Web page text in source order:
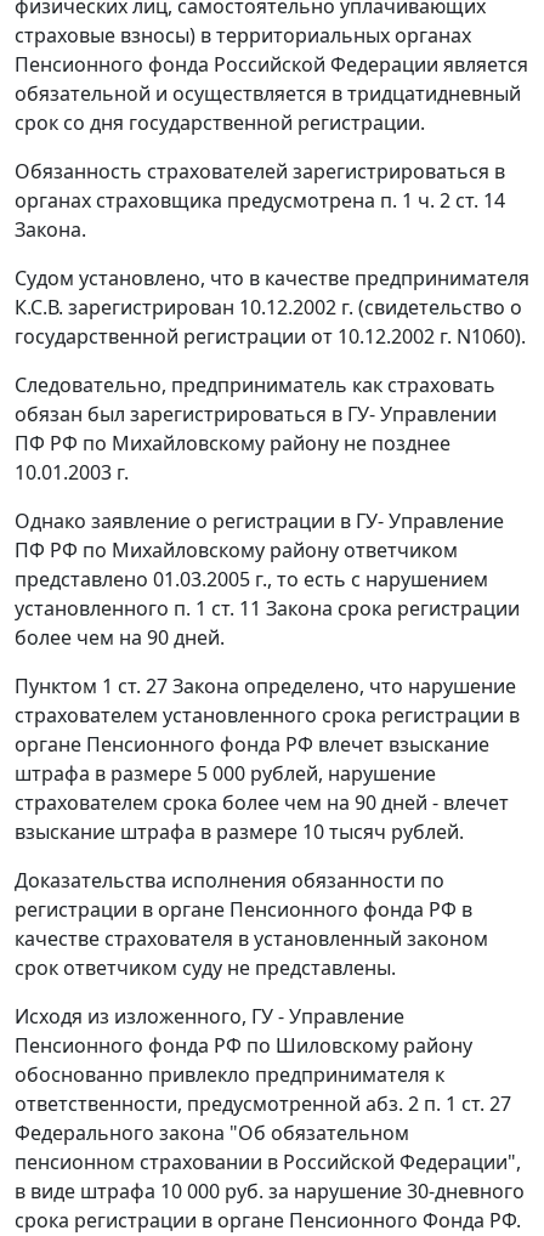
физических лиц, самостоятельно уплачивающих
страховые взносы) в территориальных органах
Пенсионного фонда Российской Федерации является
обязательной и осуществляется в тридцатидневный
срок со дня государственной регистрации.
Обязанность страхователей зарегистрироваться в
органах страховщика предусмотрена п. 1 ч. 2 ст. 14
Закона.
Судом установлено, что в качестве предпринимателя
К.С.В. зарегистрирован 10.12.2002 г. (свидетельство о
государственной регистрации от 10.12.2002 г. N1060).
Следовательно, предприниматель как страховать
обязан был зарегистрироваться в ГУ- Управлении
ПФ РФ по Михайловскому району не позднее
10.01.2003 г.
Однако заявление о регистрации в ГУ- Управление
ПФ РФ по Михайловскому району ответчиком
представлено 01.03.2005 г., то есть с нарушением
установленного п. 1 ст. 11 Закона срока регистрации
более чем на 90 дней.
Пунктом 1 ст. 27Закона определено, что нарушение
страхователем установленного срока регистрации в
органе Пенсионного фонда РФ влечет взыскание
штрафа в размере 5 000 рублей, нарушение
страхователем срока более чем на 90 дней - влечет
взыскание штрафа в размере 10 тысяч рублей.
Доказательства исполнения обязанности по
регистрации в органе Пенсионного фонда РФ в
качестве страхователя в установленный законом
срок ответчиком суду не представлены.
Исходя из изложенного, ГУ - Управление
Пенсионного фонда РФ по Шиловскому району
обоснованно привлекло предпринимателя к
ответственности, предусмотренной абз. 2 п. 1 ст. 27
Федерального закона "Об обязательном
пенсионном страховании в Российской Федерации",
в виде штрафа 10 000 руб. за нарушение 30-дневного
срока регистрации в органе Пенсионного Фонда РФ.